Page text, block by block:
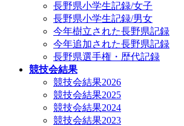
長野県小学生記録/女子
長野県小学生記録/男女
今年樹立された長野県記録
今年追加された長野県記録
長野県選手権・歴代記録
競技会結果
競技会結果2026
競技会結果2025
競技会結果2024
競技会結果2023